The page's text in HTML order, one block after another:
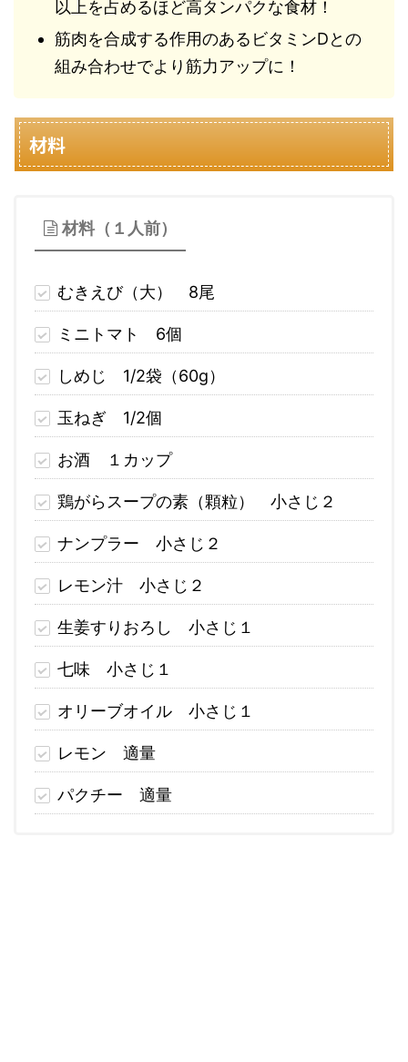
以上を占めるほど高タンパクな食材！
筋肉を合成する作用のあるビタミンDとの
組み合わせでより筋力アップに！
材料
材料（１人前）
むきえび（大） 8尾
ミニトマト 6個
しめじ 1/2袋（60g）
玉ねぎ 1/2個
お酒 １カップ
鶏がらスープの素（顆粒） 小さじ２
ナンプラー 小さじ２
レモン汁 小さじ２
生姜すりおろし 小さじ１
七味 小さじ１
オリーブオイル 小さじ１
レモン 適量
パクチー 適量